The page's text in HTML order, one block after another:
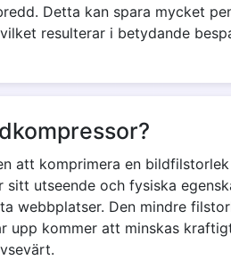
Detta kan spara mycket
resulterar i betydande
att komprimera en
sitt utseende och fysiska
webbplatser. Den mindre
upp kommer att minskas